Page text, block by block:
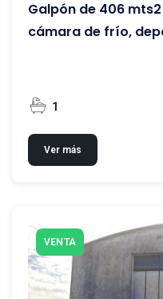
Galpón de 406
cámara de frío,
1
Ver más
VENTA